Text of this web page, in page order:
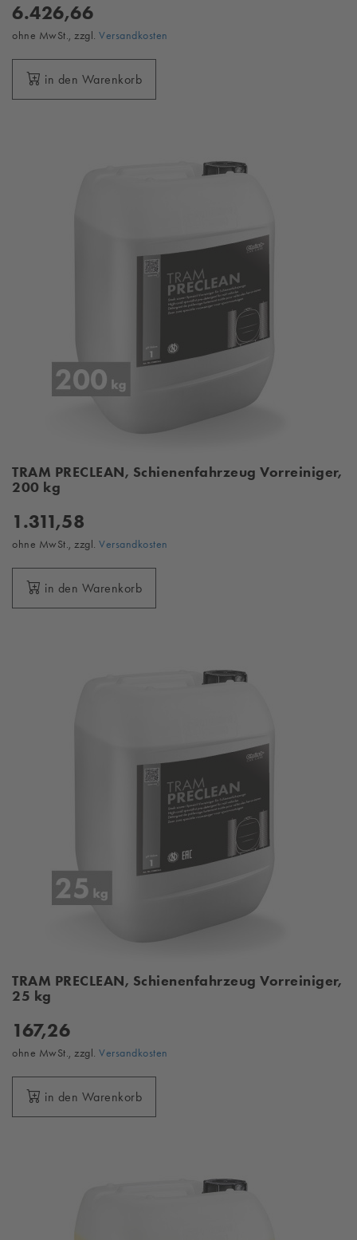
6.426,66
ohne MwSt., zzgl. Versandkosten
in den Warenkorb
TRAM PRECLEAN, Schienenfahrzeug Vorreiniger,
200 kg
1.311,58
ohne MwSt., zzgl. Versandkosten
in den Warenkorb
TRAM PRECLEAN, Schienenfahrzeug Vorreiniger,
25 kg
167,26
ohne MwSt., zzgl. Versandkosten
in den Warenkorb